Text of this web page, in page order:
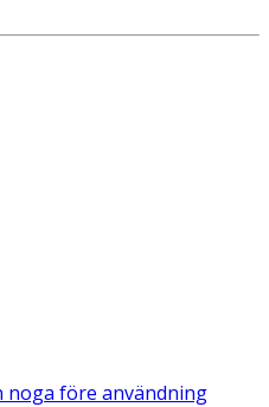
noga före användning